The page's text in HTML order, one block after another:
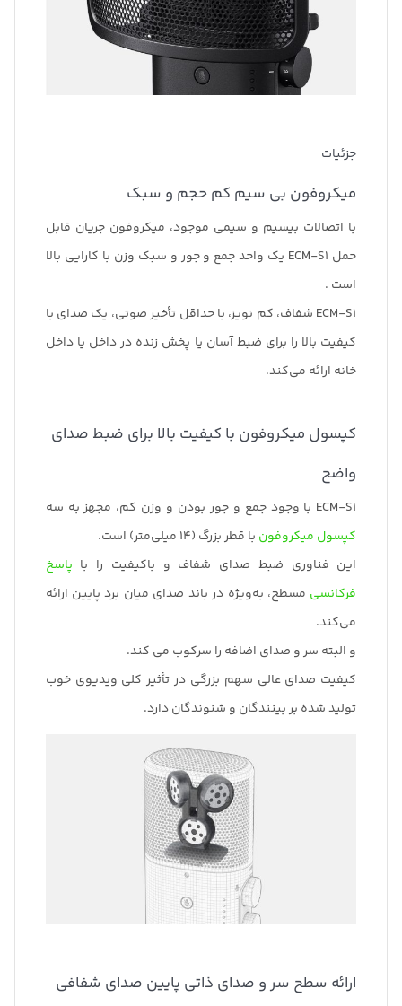
جزئیات
میکروفون بی سیم کم حجم و سبک
با اتصالات بیسیم و سیمی موجود، میکروفون جریان قابل
حمل ECM-S1 یک واحد جمع و جور و سبک وزن با کارایی بالا
است .
ECM-S1 شفاف، کم نویز، با حداقل تأخیر صوتی، یک صدای با
کیفیت بالا را برای ضبط آسان یا پخش زنده در داخل یا داخل
خانه ارائه می‌کند.
کپسول میکروفون با کیفیت بالا برای ضبط صدای
واضح
ECM-S1 با وجود جمع و جور بودن و وزن کم، مجهز به سه
کپسول میکروفون با قطر بزرگ (14 میلی‌متر) است.
این فناوری ضبط صدای شفاف و باکیفیت را با پاسخ
فرکانسی مسطح، به‌ویژه در باند صدای میان برد پایین ارائه
می‌کند.
و البته سر و صدای اضافه را سرکوب می کند.
کیفیت صدای عالی سهم بزرگی در تأثیر کلی ویدیوی خوب
تولید شده بر بینندگان و شنوندگان دارد.
ارائه سطح سر و صدای ذاتی پایین صدای شفافی